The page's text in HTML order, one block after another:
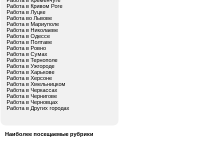
Работа в Кривом Роге
Работа в Луцке
Работа во Львове
Работа в Мариуполе
Работа в Николаеве
Работа в Одессе
Работа в Полтаве
Работа в Ровно
Работа в Сумах
Работа в Тернополе
Работа в Ужгороде
Работа в Харькове
Работа в Херсоне
Работа в Хмельницком
Работа в Черкассах
Работа в Чернигове
Работа в Черновцах
Работа в Других городах
Наиболее посещаемые рубрики